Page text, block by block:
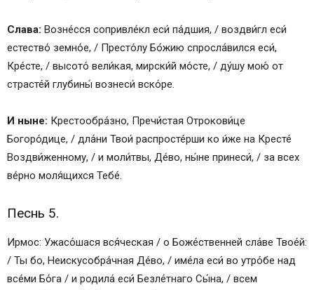
Слава: Возне́сся сопривле́кл еси́ па́дшия, / воздви́гл еси́
естество́ земно́е, / Престо́лу Бо́жию спросла́вился еси́,
Кре́сте, / высото́ вели́кая, мирски́й мо́сте, / ду́шу мою́ от
страсте́й глубины́ вознеси́ вско́ре.
И ныне: Крестообра́зно, Пречи́стая Отрокови́це
Богоро́дице, / дла́ни Твои́ распросте́рши ко и́же на Кресте́
Воздви́женному, / и моли́твы, Де́во, ны́не принеси́, / за всех
ве́рно моля́щихся Тебе́.
Песнь 5.
Ирмос: Ужасо́шася вся́ческая / о Боже́ственней сла́ве Твое́й:
/ Ты бо, Неискусобра́чная Де́во, / име́ла еси́ во утро́бе над
все́ми Бо́га / и родила́ еси́ Безле́тнаго Сы́на, / всем